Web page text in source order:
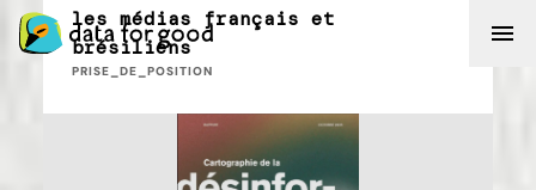
les médias français et
brésiliens
PRISE_DE_POSITION